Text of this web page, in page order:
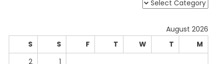
دسته
August 2026
M
T
W
T
F
S
S
1
2